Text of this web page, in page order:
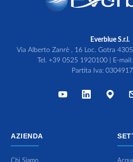
Everblue S.r.l.
Via Alberto Zanrè , 16 Loc. Gotra
Tel. +39 0525 1920100| E-mail:
Partita Iva:
AZIENDA
Chi Siamo